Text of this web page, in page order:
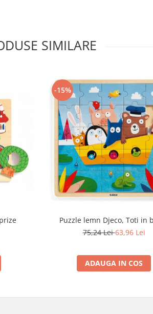
SIMILARE
-15%
Puzzle lemn Djeco, Toti in
75,24 Lei63,96 Lei
ADAUGA IN COS